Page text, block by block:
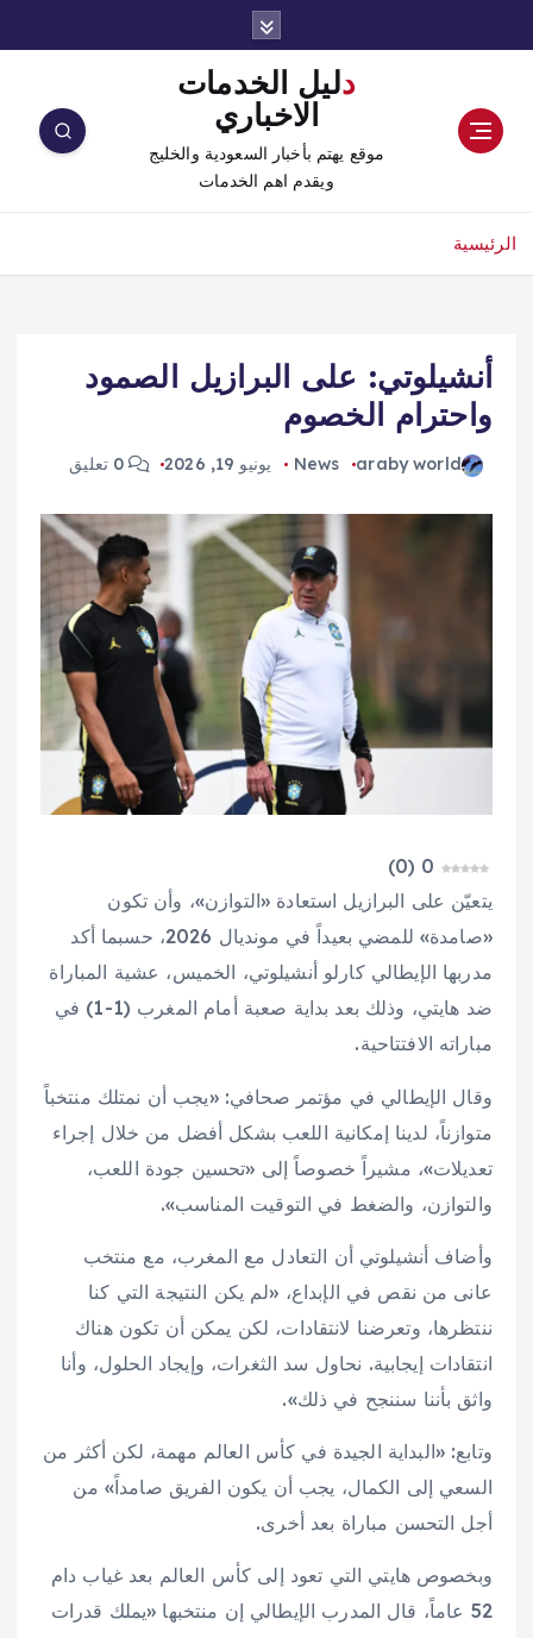
دليل الخدمات
الاخباري
موقع يهتم بأخبار السعودية والخليج
ويقدم اهم الخدمات
الرئيسية
أنشيلوتي: على البرازيل الصمود
واحترام الخصوم
araby world
News يونيو 19, 2026 0 تعليق
0
(
0
)
يتعيّن على البرازيل استعادة «التوازن»، وأن تكون
«صامدة» للمضي بعيداً في مونديال 2026، حسبما أكد
مدربها الإيطالي كارلو أنشيلوتي، الخميس، عشية المباراة
ضد هايتي، وذلك بعد بداية صعبة أمام المغرب (1-1) في
مباراته الافتتاحية.
وقال الإيطالي في مؤتمر صحافي: «يجب أن نمتلك منتخباً
متوازناً، لدينا إمكانية اللعب بشكل أفضل من خلال إجراء
تعديلات»، مشيراً خصوصاً إلى «تحسين جودة اللعب،
والتوازن، والضغط في التوقيت المناسب».
وأضاف أنشيلوتي أن التعادل مع المغرب، مع منتخب
عانى من نقص في الإبداع، «لم يكن النتيجة التي كنا
ننتظرها، وتعرضنا لانتقادات، لكن يمكن أن تكون هناك
انتقادات إيجابية. نحاول سد الثغرات، وإيجاد الحلول، وأنا
واثق بأننا سننجح في ذلك».
وتابع: «البداية الجيدة في كأس العالم مهمة، لكن أكثر من
السعي إلى الكمال، يجب أن يكون الفريق صامداً» من
أجل التحسن مباراة بعد أخرى.
وبخصوص هايتي التي تعود إلى كأس العالم بعد غياب دام
52 عاماً، قال المدرب الإيطالي إن منتخبها «يملك قدرات